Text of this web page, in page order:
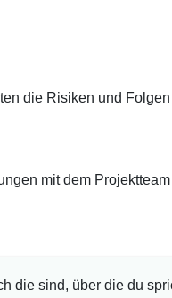
die Risiken und
mit dem
die sind, über die du